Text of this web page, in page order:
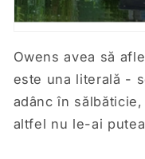
Owens avea să
este una literală -
adânc în
altfel nu le-ai